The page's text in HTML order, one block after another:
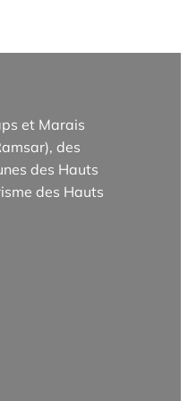
et Marais
des
des Hauts
des Hauts